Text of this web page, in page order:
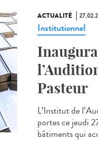
ACTUALITÉ
Institutionnel
Pasteur
L’Institut de
portes ce jeudi
bâtiments qui